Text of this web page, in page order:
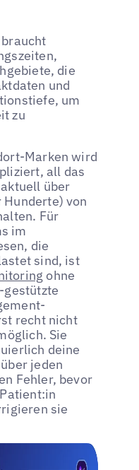
die
und
um
zu
Marken wird
all das
über
Hunderte) von
Für
im
die
sind, ist
ohne
gestützte
recht nicht
Sie
deine
jeden
Fehler, bevor
sie